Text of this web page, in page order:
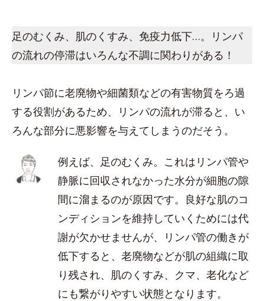
足のむくみ、肌のくすみ、免疫力低下…。リンパ
の流れの停滞はいろんな不調に関わりがある！
リンパ節に老廃物や細菌類などの有害物質をろ過
する役割があるため、リンパの流れが滞ると、い
ろんな部分に悪影響を与えてしまうのだそう。
例えば、足のむくみ。これはリンパ管や
静脈に回収されなかった水分が細胞の隙
間に溜まるのが原因です。良好な肌のコ
ンディションを維持していくためには代
謝が欠かせませんが、リンパ管の働きが
低下すると、老廃物などが肌の組織に取
り残され、肌のくすみ、クマ、老化など
にも繋がりやすい状態となります。